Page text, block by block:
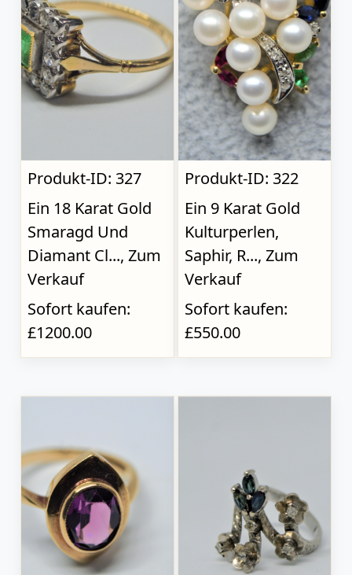
Produkt-ID: 327
Ein 18 Karat Gold
Smaragd Und
Diamant Cl..., Zum
Verkauf
Sofort kaufen:
£1200.00
Produkt-ID: 322
Ein 9 Karat Gold
Kulturperlen,
Saphir, R..., Zum
Verkauf
Sofort kaufen:
£550.00